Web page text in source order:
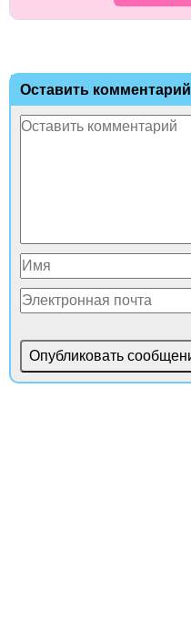
Оставить комментарий